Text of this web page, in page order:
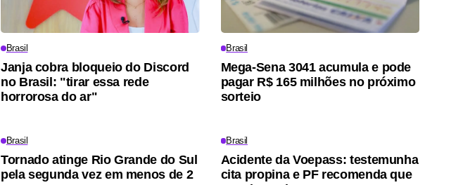
Brasil
Janja cobra bloqueio do Discord
no Brasil: "tirar essa rede
horrorosa do ar"
Brasil
Mega-Sena 3041 acumula e pode
pagar R$ 165 milhões no próximo
sorteio
Brasil
Tornado atinge Rio Grande do Sul
pela segunda vez em menos de 2
Brasil
Acidente da Voepass: testemunha
cita propina e PF recomenda que